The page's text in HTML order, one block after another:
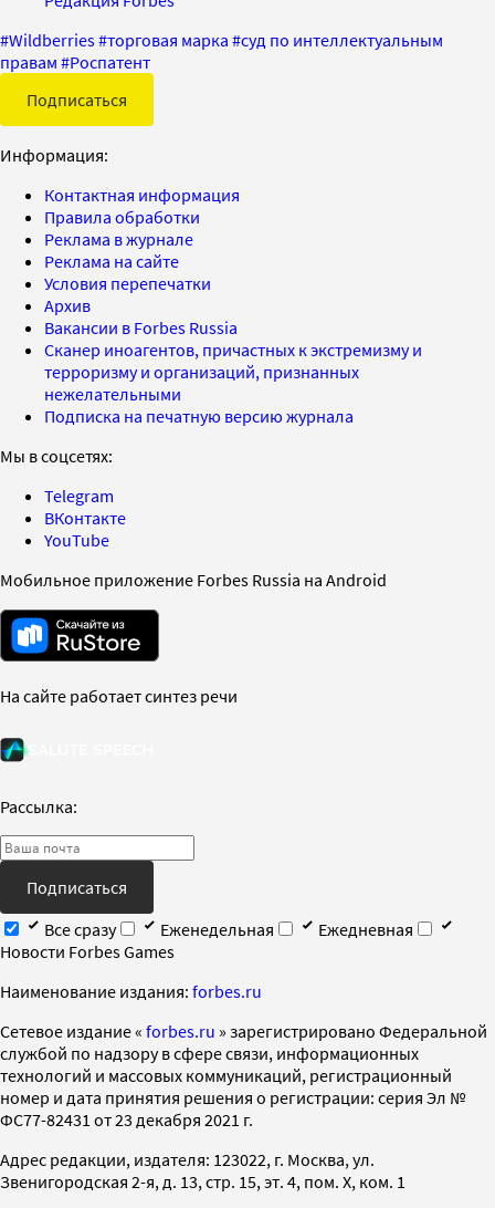
#Wildberries#торговая марка #суд по интеллектуальным
правам #Роспатент
Подписаться
Информация:
Контактная информация
Правила обработки
Реклама в журнале
Реклама на сайте
Условия перепечатки
Архив
Вакансии в Forbes Russia
Сканер иноагентов, причастных к экстремизму и
терроризму и организаций, признанных
нежелательными
Подписка на печатную версию журнала
Мы в соцсетях:
Telegram
ВКонтакте
YouTube
Мобильное приложение Forbes Russia на Android
На сайте работает синтез речи
Рассылка:
Подписаться
Все сразу
Еженедельная
Ежедневная
Новости Forbes Games
Наименование издания: forbes.ru
Cетевое издание « forbes.ru » зарегистрировано Федеральной
службой по надзору в сфере связи, информационных
технологий и массовых коммуникаций, регистрационный
номер и дата принятия решения о регистрации: серия Эл №
ФС77-82431 от 23 декабря 2021 г.
Адрес редакции, издателя: 123022, г. Москва, ул.
Звенигородская 2-я, д. 13, стр. 15, эт. 4, пом. X, ком. 1